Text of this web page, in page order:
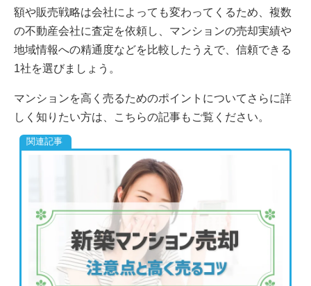
額や販売戦略は会社によっても変わってくるため、複数
の不動産会社に査定を依頼し、マンションの売却実績や
地域情報への精通度などを比較したうえで、信頼できる
1社を選びましょう。
マンションを高く売るためのポイントについてさらに詳
しく知りたい方は、こちらの記事もご覧ください。